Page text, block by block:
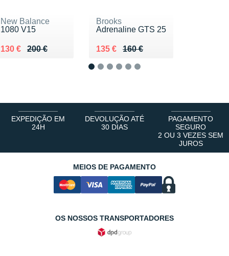
New Balance
1080 V15
200 €
Au lieu de 200 €
130 €
Vendu 130 €
Brooks
Adrenaline GTS 25
160 €
Au lieu de 160 €
135 €
Vendu 135 €
EXPEDIÇÃO EM
24H
DEVOLUÇÃO ATÉ
30 DIAS
PAGAMENTO
SEGURO
2 OU 3 VEZES SEM
JUROS
MEIOS DE PAGAMENTO
OS NOSSOS TRANSPORTADORES